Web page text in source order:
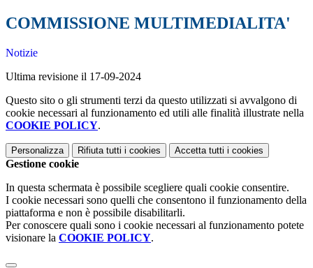
COMMISSIONE MULTIMEDIALITA'
Notizie
Ultima revisione il 17-09-2024
Questo sito o gli strumenti terzi da questo utilizzati si avvalgono di
cookie necessari al funzionamento ed utili alle finalità illustrate nella
COOKIE POLICY.
Personalizza Rifiuta tutti i cookies Accetta tutti i cookies
Gestione cookie
In questa schermata è possibile scegliere quali cookie consentire.
I cookie necessari sono quelli che consentono il funzionamento della
piattaforma e non è possibile disabilitarli.
Per conoscere quali sono i cookie necessari al funzionamento potete
visionare la COOKIE POLICY.